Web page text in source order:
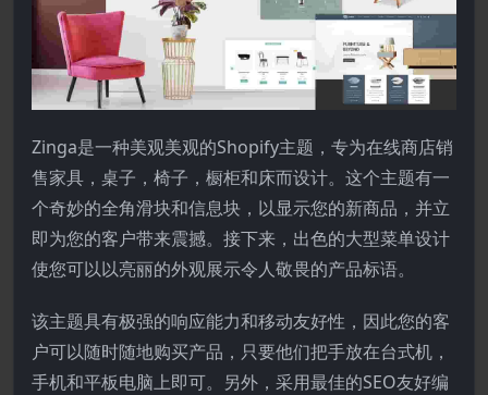
Zinga是一种美观美观的Shopify主题，专为在线商店销
售家具，桌子，椅子，橱柜和床而设计。这个主题有一
个奇妙的全角滑块和信息块，以显示您的新商品，并立
即为您的客户带来震撼。接下来，出色的大型菜单设计
使您可以以亮丽的外观展示令人敬畏的产品标语。
该主题具有极强的响应能力和移动友好性，因此您的客
户可以随时随地购买产品，只要他们把手放在台式机，
手机和平板电脑上即可。另外，采用最佳的SEO友好编